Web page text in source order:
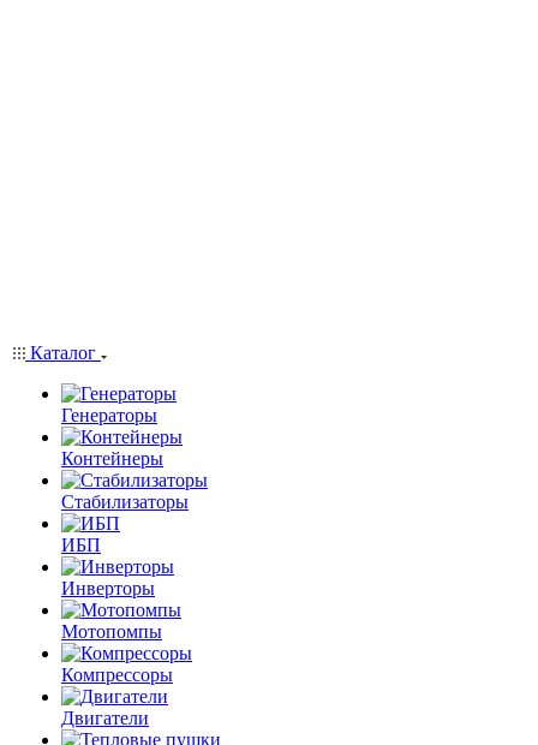
Каталог
Генераторы
Контейнеры
Стабилизаторы
ИБП
Инверторы
Мотопомпы
Компрессоры
Двигатели